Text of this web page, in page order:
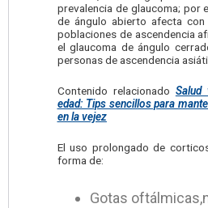
prevalencia de glaucoma; por
de ángulo abierto afecta con
poblaciones de ascendencia
el glaucoma de ángulo
personas de ascendencia
Contenido relacionado Salud
edad: Tips sencillos para
en la vejez
El uso prolongado de
forma de:
Gotas